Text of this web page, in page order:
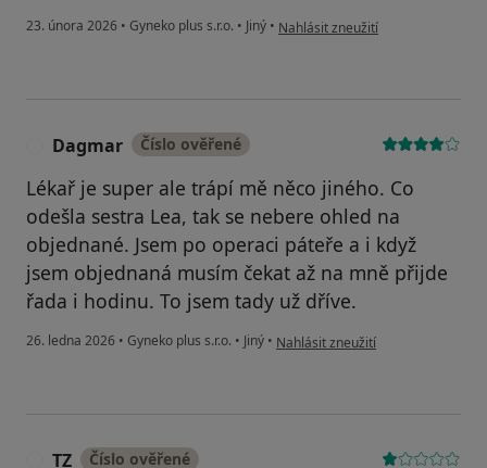
23. února 2026 • Gyneko plus s.r.o. • Jiný • podle názoru uživatele monika
Nahlásit zneužití
Dagmar Číslo ověřené
Lékař je super ale trápí mě něco jiného. Co
odešla sestra Lea, tak se nebere ohled na
objednané. Jsem po operaci páteře a i když
jsem objednaná musím čekat až na mně přijde
řada i hodinu. To jsem tady už dříve.
26. ledna 2026 • Gyneko plus s.r.o. • Jiný • podle názoru uživatele Dagmar
Nahlásit zneužití
TZ Číslo ověřené